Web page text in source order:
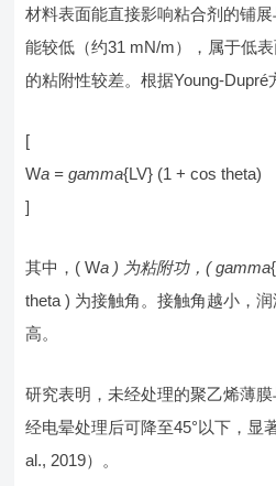
材料表面能直接影响粘合剂的铺
能较低（约31 mN/m），属于低
的粘附性较差。根据Young-Dupré
[
Wa = gamma{LV} (1 + cos theta)
]
其中，( Wa ) 为粘附功，( gamma
theta ) 为接触角。接触角越小，
高。
研究表明，未经处理的聚乙烯薄
经电晕处理后可降至45°以下，显
al., 2019）。